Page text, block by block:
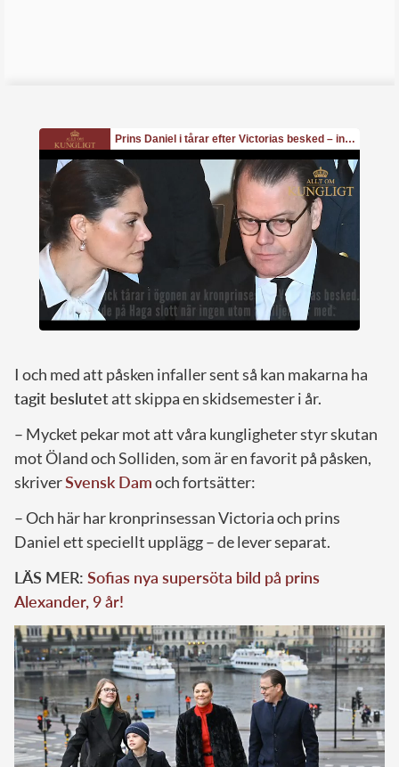
I och med att påsken infaller sent så kan makarna ha
tagit beslutetatt skippa en skidsemester i år.
– Mycket pekar mot att våra kungligheter styr skutan
mot Öland och Solliden, som är en favorit på påsken,
skriverSvensk Damoch fortsätter:
– Och här har kronprinsessan Victoria och prins
Daniel ett speciellt upplägg – de lever separat.
LÄS MER: Sofias nya supersöta bild på prins
Alexander, 9 år!